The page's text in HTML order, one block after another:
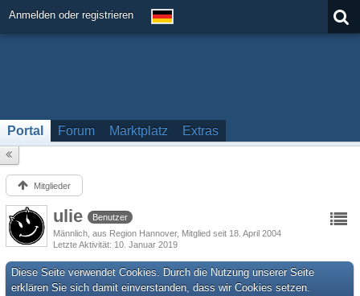
Anmelden oder registrieren
Portal Forum Marktplatz Extras
Mitglieder
ulie
Benutzer
Männlich aus Region Hannover Mitglied seit 18. April 2004
Letzte Aktivität 10. Januar 2019
Diese Seite verwendet Cookies. Durch die Nutzung unserer Seite
erklären Sie sich damit einverstanden, dass wir Cookies setzen.